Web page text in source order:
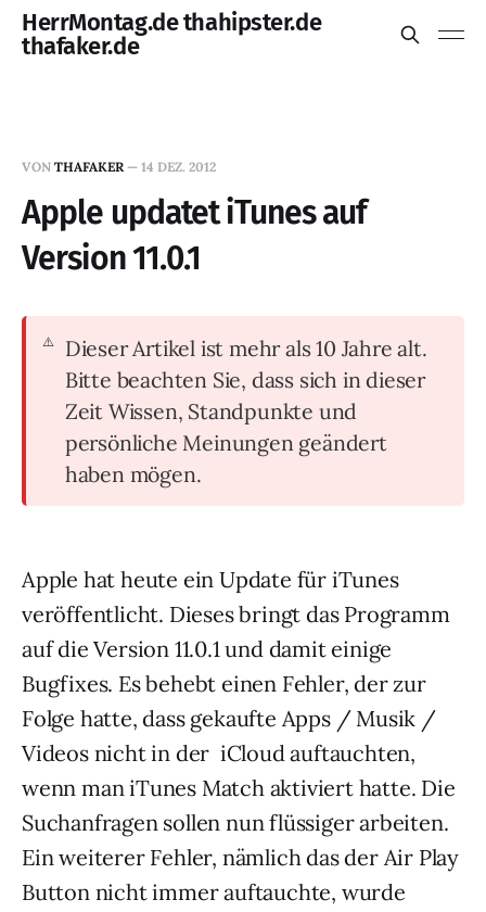
HerrMontag.de thahipster.de
thafaker.de
VON THAFAKER — 14 DEZ. 2012
Apple updatet iTunes auf
Version 11.0.1
Dieser Artikel ist mehr als 10 Jahre alt.
Bitte beachten Sie, dass sich in dieser
Zeit Wissen, Standpunkte und
persönliche Meinungen geändert
haben mögen.
Apple hat heute ein Update für iTunes
veröffentlicht. Dieses bringt das Programm
auf die Version 11.0.1 und damit einige
Bugfixes. Es behebt einen Fehler, der zur
Folge hatte, dass gekaufte Apps / Musik /
Videos nicht in der iCloud auftauchten,
wenn man iTunes Match aktiviert hatte. Die
Suchanfragen sollen nun flüssiger arbeiten.
Ein weiterer Fehler, nämlich das der Air Play
Button nicht immer auftauchte, wurde